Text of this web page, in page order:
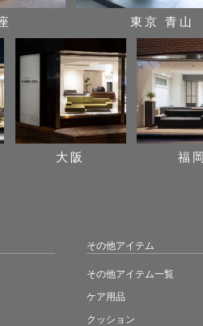
東京 青山
大阪 福岡
その他アイテム
その他アイテム一覧
ケア用品
クッション